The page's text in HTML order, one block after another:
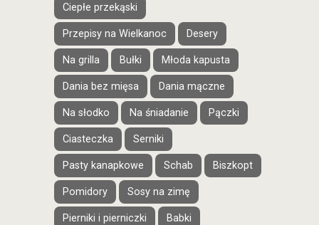
Ciepłe przekąski
Przepisy na Wielkanoc Desery
Na grilla Bułki Młoda kapusta
Dania bez mięsa Dania mączne
Na słodko Na śniadanie Pączki
Ciasteczka Serniki
Pasty kanapkowe Schab Biszkopt
Pomidory Sosy na zimę
Pierniki i pierniczki Babki